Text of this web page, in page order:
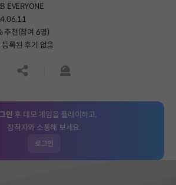
EVERYONE
추천(참여 6명)
등록된 후기 없음
공유하기신고하기
인 후 데모 게임을 플레이하고,
창작자와 소통해 보세요.
로그인